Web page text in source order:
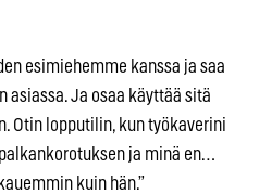
esimiehemme kanssa ja saa
asiassa. Ja osaa käyttää sitä
Otin lopputilin, kun työkaverini
ja minä en…
kuin hän.”